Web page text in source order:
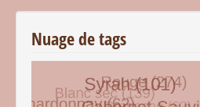
Nuage de tags